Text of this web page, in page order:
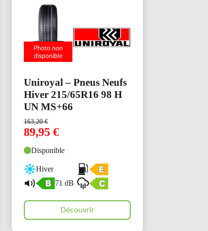
Uniroyal – Pneus Neufs
Hiver 215/65R16 98 H
UN MS+66
163,20€
89,95 €
Disponible
Hiver
71 dB
Découvrir